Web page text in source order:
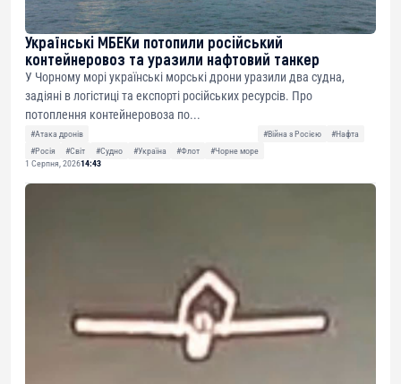
Українські МБЕКи потопили російський
контейнеровоз та уразили нафтовий танкер
У Чорному морі українські морські дрони уразили два судна,
задіяні в логістиці та експорті російських ресурсів. Про
потоплення контейнеровоза по...
#Атака дронів #Війна з Росією
#Нафта
#Росія
#Світ #Судно #Україна #Флот
#Чорне море
1 Серпня, 202614:43